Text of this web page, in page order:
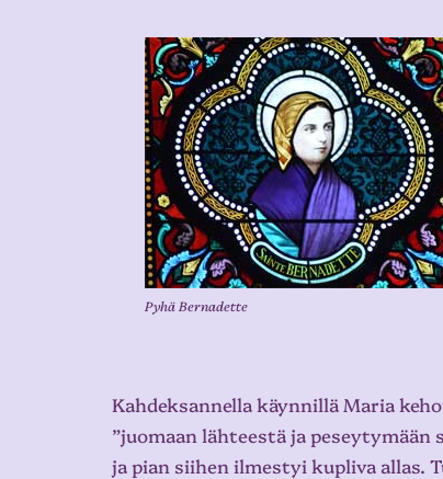
Pyhä Bernadette
Kahdeksannella käynnillä Maria
”juomaan lähteestä ja
ja pian siihen ilmestyi kupliva allas.